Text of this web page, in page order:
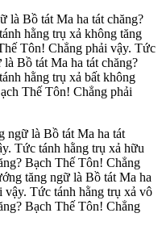
là Bồ tát Ma ha tát chăng?
hằng trụ xả không tăng
Tôn! Chẳng phải vậy. Tức
Bồ tát Ma ha tát chăng?
hằng trụ xả bất không
Thế Tôn! Chẳng phải
ngữ là Bồ tát Ma ha tát
Tức tánh hằng trụ xả hữu
Bạch Thế Tôn! Chẳng
tăng ngữ là Bồ tát Ma ha
vậy. Tức tánh hằng trụ xả vô
Bạch Thế Tôn! Chẳng